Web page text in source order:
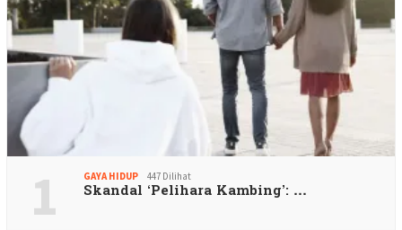
1 GAYA HIDUP 447 Dilihat
Skandal ‘Pelihara Kambing’: …